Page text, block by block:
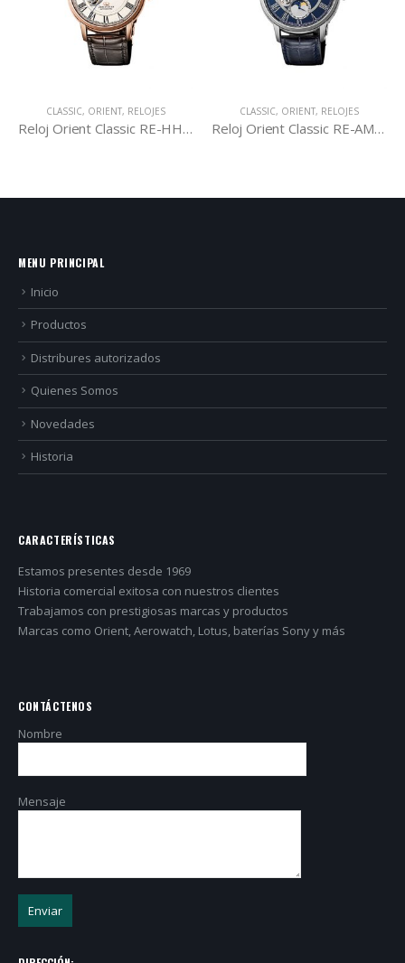
CLASSIC, ORIENT, RELOJES
Reloj Orient Classic RE-HH0003S
CLASSIC, ORIENT, RELOJES
Reloj Orient Classic RE-AM0002L
MENU PRINCIPAL
Inicio
Productos
Distribures autorizados
Quienes Somos
Novedades
Historia
CARACTERÍSTICAS
Estamos presentes desde 1969
Historia comercial exitosa con nuestros clientes
Trabajamos con prestigiosas marcas y productos
Marcas como Orient, Aerowatch, Lotus, baterías Sony y más
CONTÁCTENOS
Nombre
Mensaje